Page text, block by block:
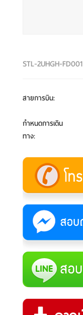
STL-2UHGH-FD001
สายการบิน:
กำหนดการเดิน
ทาง: